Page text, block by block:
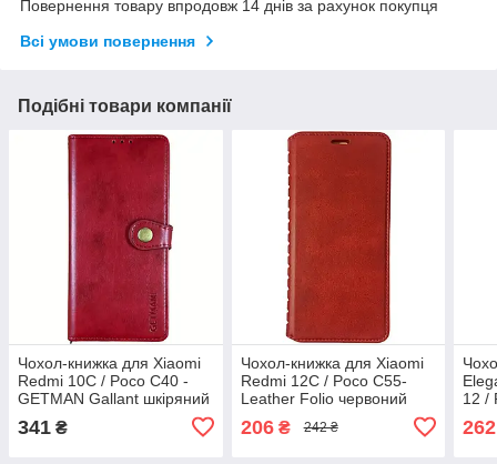
Повернення товару впродовж 14 днів за рахунок покупця
Всі умови повернення
Подібні товари компанії
Чохол-книжка для Xiaomi
Redmi 10C / Poco C40 -
GETMAN Gallant шкіряний
341 ₴
Чохол-книжка для Xiaomi
Redmi 12C / Poco C55-
Leather Folio червоний
206₴ 242 ₴
12 /
262